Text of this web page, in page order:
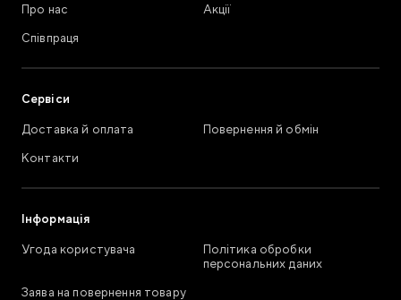
Про нас
Акції
Співпраця
Сервіси
Доставка й оплата
Повернення й обмін
Контакти
Інформація
Угода користувача
Політика обробки
персональних даних
Заява на повернення товару